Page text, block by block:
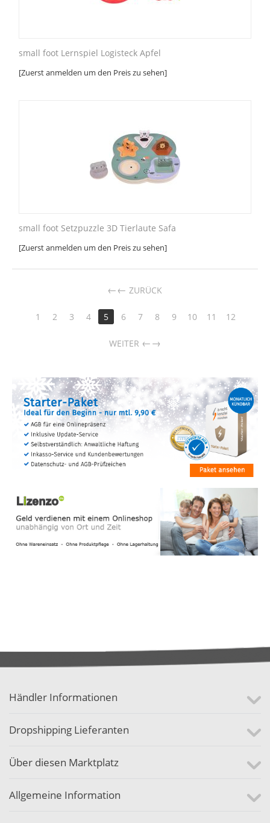
small foot Lernspiel Logisteck Apfel
[Zuerst anmelden um den Preis zu sehen]
small foot Setzpuzzle 3D Tierlaute Safa
[Zuerst anmelden um den Preis zu sehen]
← ZURÜCK
1 2 3 4 5 6 7 8 9 10 11 12
WEITER →
Händler Informationen
Dropshipping Lieferanten
Über diesen Marktplatz
Allgemeine Information